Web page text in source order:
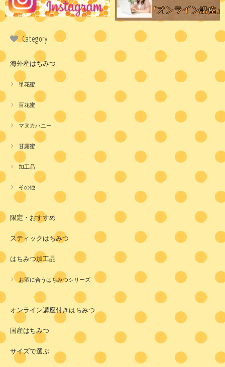
Category
海外産はちみつ
単花蜜
百花蜜
マヌカハニー
甘露蜜
加工品
その他
限定・おすすめ
スティックはちみつ
はちみつ加工品
お酒に合うはちみつシリーズ
オンライン講座付きはちみつ
国産はちみつ
サイズで選ぶ